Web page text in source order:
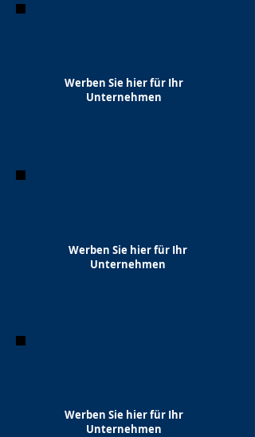
Werben Sie hier für Ihr
Unternehmen
Werben Sie hier für Ihr
Unternehmen
Werben Sie hier für Ihr
Unternehmen